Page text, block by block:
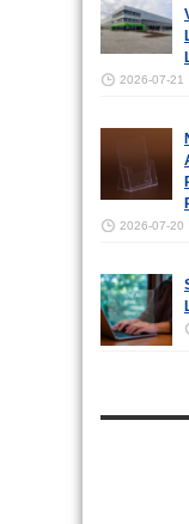
2026-07-21
2026-07-20